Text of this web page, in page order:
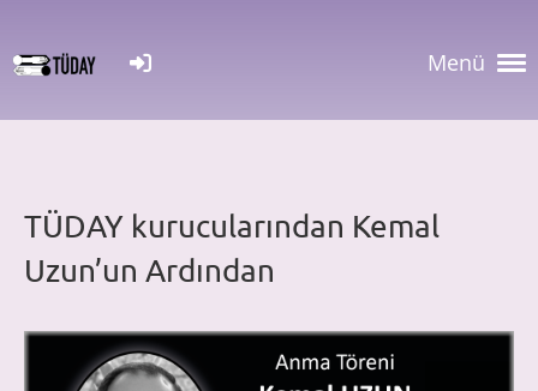
Menü
TÜDAY kurucularından Kemal
Uzun’un Ardından